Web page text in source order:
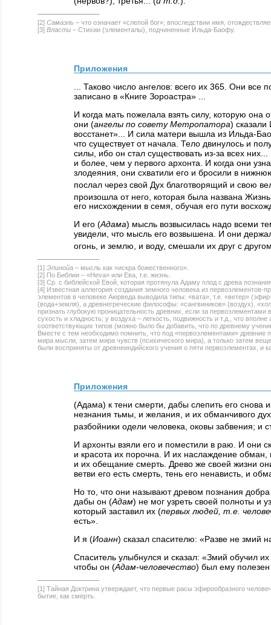
[2] Самаэль – что означает «слепой бог»; впоследствии имя,
[3] Власти – Стихии (элементалы), подчиненные Ильда-Баофу.
Приложения
... Таково число ангелов: всего их 365. Они
записано в «Книге Зороастра» ...
И когда мать пожелала взять силу, которую
они (ангелы по совету Метропатора) сказали
восстанет»... И сила матери вышла из Ильда-
что существует от начала. Тело двинулось и
силы, ибо он стал существовать из-за всех
и более, чем у первого архонта. И когда они
злодеяния, они схватили его и бросили в
послал через свой Дух благотворящий и свою
произошла от него, которая была названа
его нисхождении в семя, обучая его пути
И его (Адама) мысль возвысилась надо всеми
увидели, что мысль его возвышена. И они
огонь, и землю, и воду, смешали их друг с
[1] Эпинойа – мысль как «искра божественного».
[2] По Библии – «Heva» или Ева, т.е. жизнь.
[3] Ср. с библейской Евой, которая протянула Адаму плод с древа
[4] Известная аллегория создания земного человека из
элементов в человеке Аюрведа выводила типы: «вата», т.е. «ветер»
(вода+земля), а древнегреческие философы: «сангвиников» (воздух),
признать глубокую проницательность древних, если за
сухость и хладность; у воздуха – легкость, подвижность и т.д., что
соответствующих типов (можно было бы добавить, что по древнему
Вместе с тем необходимо помнить, что под «первоэлементами» древние
мира мысли, затем мира чувств (психического мира), а только затем
были восприняты от древнеиндийского учения о пяти первоэлементах, и
Приложения
(Адама) к тени смерти, дабы слепить его снова
незнания тьмы, и желания, и их обманчивого
разбойники одели человека, оковы забвения; и
И архонты взяли его и поместили в раю. И они
и красота их порочна. И их наслаждение обман,
и их обещание смерть. Древо же своей жизни
ветви его есть смерть, тень его ненависть, и
Но то, что они называют древом познания
дабы он (Адам) не мог узреть своей полноты и
который заставил их (первых людей, т.е.
есть».
И я (Иоанн) сказал спасителю: «Разве не змий
Спаситель улыбнулся и сказал: «Змий обучил
чтобы он (Адам-человечество) был ему
[1] Тайная Доктрина утверждает, что первые расы эфирообразного
бытие, как смерть.